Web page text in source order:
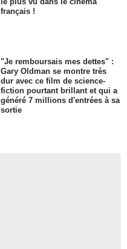
français !
"Je remboursais mes dettes" :
Gary Oldman se montre très
dur avec ce film de science-
fiction pourtant brillant et qui a
généré 7 millions d'entrées à sa
sortie